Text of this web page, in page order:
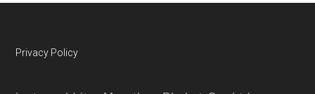
Footer
Privacy Policy